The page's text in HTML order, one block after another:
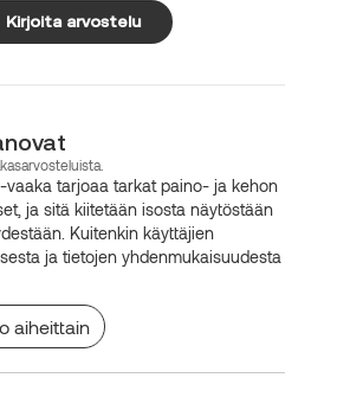
Kirjoita arvostelu
vaaka tarjoaa tarkat paino- ja kehon
ja sitä kiitetään isosta näytöstään
Kuitenkin käyttäjien
ja tietojen yhdenmukaisuudesta
aiheittain